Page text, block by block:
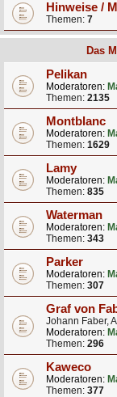
Hinweise /
Themen: 7
Das
Pelikan
Moderatoren:
Themen: 2135
Montblanc
Moderatoren:
Themen: 1629
Lamy
Moderatoren:
Themen: 835
Waterman
Moderatoren:
Themen: 343
Parker
Moderatoren:
Themen: 307
Graf von
Johann Faber,
Moderatoren:
Themen: 296
Kaweco
Moderatoren:
Themen: 377